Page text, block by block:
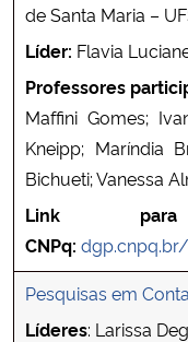
de Santa Maria –
Líder: Flavia
Professores
Maffini Gomes;
Kneipp; Maríndia
Bichueti; Vanessa
Link
CNPq:
Pesquisas em
Líderes: Larissa